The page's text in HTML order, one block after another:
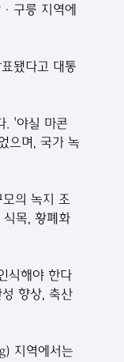
구릉 지역에
됐다고 대통
. '야실 마콘
으며, 국가 녹
의 녹지 조
목, 황폐화
식해야 한다
향상, 축산
지역에서는